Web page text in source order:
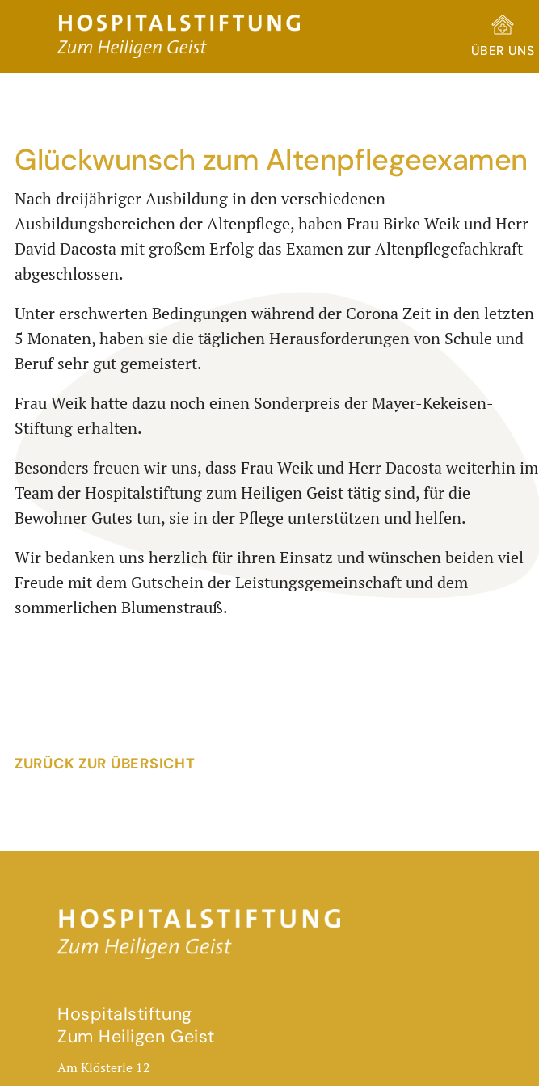
ÜBER UNS
Glückwunsch zum Altenpflegeexamen
Nach dreijähriger Ausbildung in den verschiedenen
Ausbildungsbereichen der Altenpflege, haben Frau Birke Weik und Herr
David Dacosta mit großem Erfolg das Examen zur Altenpflegefachkraft
abgeschlossen.
Unter erschwerten Bedingungen während der Corona Zeit in den letzten
5 Monaten, haben sie die täglichen Herausforderungen von Schule und
Beruf sehr gut gemeistert.
Frau Weik hatte dazu noch einen Sonderpreis der Mayer-Kekeisen-
Stiftung erhalten.
Besonders freuen wir uns, dass Frau Weik und Herr Dacosta weiterhin im
Team der Hospitalstiftung zum Heiligen Geist tätig sind, für die
Bewohner Gutes tun, sie in der Pflege unterstützen und helfen.
Wir bedanken uns herzlich für ihren Einsatz und wünschen beiden viel
Freude mit dem Gutschein der Leistungsgemeinschaft und dem
sommerlichen Blumenstrauß.
ZURÜCK ZUR ÜBERSICHT
Hospitalstiftung
Zum Heiligen Geist
Am Klösterle 12